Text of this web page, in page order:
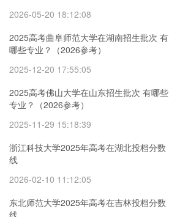
2026-05-20 18:12:08
2025高考曲阜师范大学在湖南招生批次 有
哪些专业？（2026参考）
2025-12-20 17:55:05
2025高考佛山大学在山东招生批次 有哪些
专业？（2026参考）
2025-11-29 15:18:39
浙江科技大学2025年高考在湖北投档分数
线
2026-02-10 11:12:05
东北师范大学2025年高考在吉林投档分数